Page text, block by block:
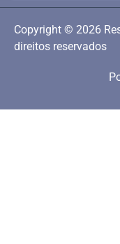
Copyright © 2026
direitos reservados